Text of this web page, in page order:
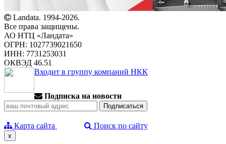
Landata. 1994-2026.
Все права защищены.
АО НТЦ «Ландата»
ОГРН: 1027739021650
ИНН: 7731253031
ОКВЭД 46.51
Входит в группу компаний НКК
Подписка на новости
Карта сайта Поиск по сайту
x